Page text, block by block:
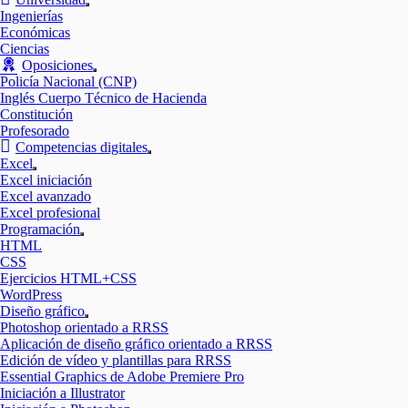
Mostrar
Ingenierías
Económicas
Ciencias
Oposiciones
Mostrar
el
submenú
Policía Nacional (CNP)
Inglés Cuerpo Técnico de Hacienda
Constitución
Profesorado
Competencias digitales
Mostrar
Excel
Mostrar
el
submenú
Excel iniciación
Excel avanzado
Excel profesional
Programación
Mostrar
HTML
CSS
Ejercicios HTML+CSS
WordPress
Diseño gráfico
Mostrar
el
submenú
Photoshop orientado a RRSS
Aplicación de diseño gráfico orientado a RRSS
Edición de vídeo y plantillas para RRSS
Essential Graphics de Adobe Premiere Pro
Iniciación a Illustrator